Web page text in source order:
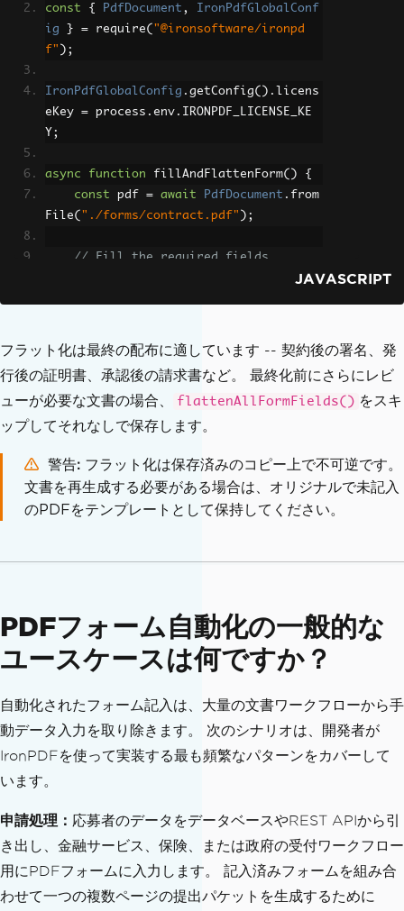
const
{ PdfDocument ,
IronPdfGlobalConf
ig
} = require( "@ironsoftware/ironpd
f" );
IronPdfGlobalConfig . getConfig(). licens
eKey = process . env . IRONPDF_LICENSE_KE
Y ;
async function fillAndFlattenForm()
{
const pdf = await PdfDocument . from
File( "./forms/contract.pdf" );
// Fill the required fields
"signe
"2024-06-15"
await pdf. setFormFieldValue
"agree
mentAccepted", "true");
// Flatten -- converts interactive
await pdf .flattenAllFormFields ();
await pdf .saveAs(
"./output/contrac
fillAndFlattenForm().catch(console.err
);
JAVASCRIPT
フラット化は最終の配布に適しています -- 契約後の署名、発
行後の証明書、承認後の請求書など。 最終化前にさらにレビ
ューが必要な文書の場合、
flattenAllFormFields() をスキ
ップしてそれなしで保存します。
警告 フラット化は保存済みのコピー上で不可逆です。
文書を再生成する必要がある場合は、オリジナルで未記入
のPDFをテンプレートとして保持してください。
PDFフォーム自動化の一般的な
ユースケースは何ですか？
自動化されたフォーム記入は、大量の文書ワークフローから手
動データ入力を取り除きます。 次のシナリオは、開発者が
IronPDFを使って実装する最も頻繁なパターンをカバーして
います。
申請処理： 応募者のデータをデータベースやREST APIから引
き出し、金融サービス、保険、または政府の受付ワークフロー
用にPDFフォームに入力します。 記入済みフォームを組み合
わせて一つの複数ページの提出パケットを生成するために